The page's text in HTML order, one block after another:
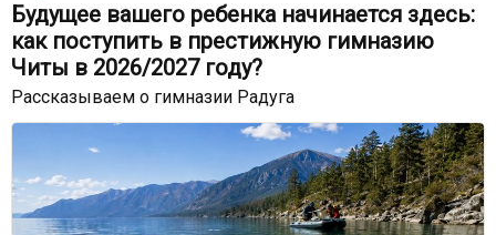
Будущее вашего ребенка начинается здесь:
как поступить в престижную гимназию
Читы в 2026/2027 году?
Рассказываем о гимназии Радуга